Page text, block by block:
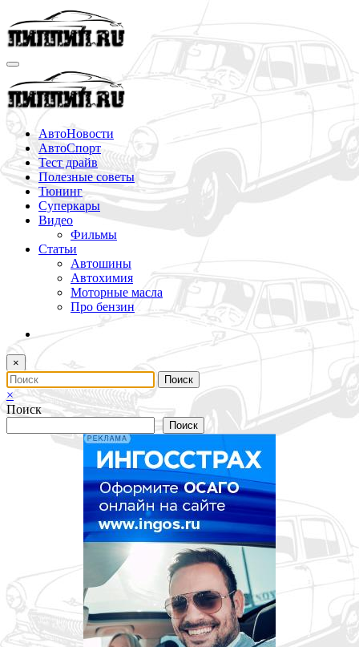
Перейти
к
содержимому
АвтоНовости
АвтоСпорт
Тест драйв
Полезные советы
Тюнинг
Суперкары
Видео
Фильмы
Статьи
Автошины
Автохимия
Моторные масла
Про бензин
×
×
Поиск
Поиск